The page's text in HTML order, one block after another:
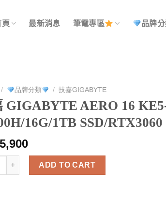
頁 最新消息 筆電專區 品牌
/ 品牌分類 / 技嘉GIGABYTE
GIGABYTE AERO 16
16G/1TB SSD/RTX3060
AERO 16 KE5-72TW934HQ (i7-12700H/
ADD TO CART